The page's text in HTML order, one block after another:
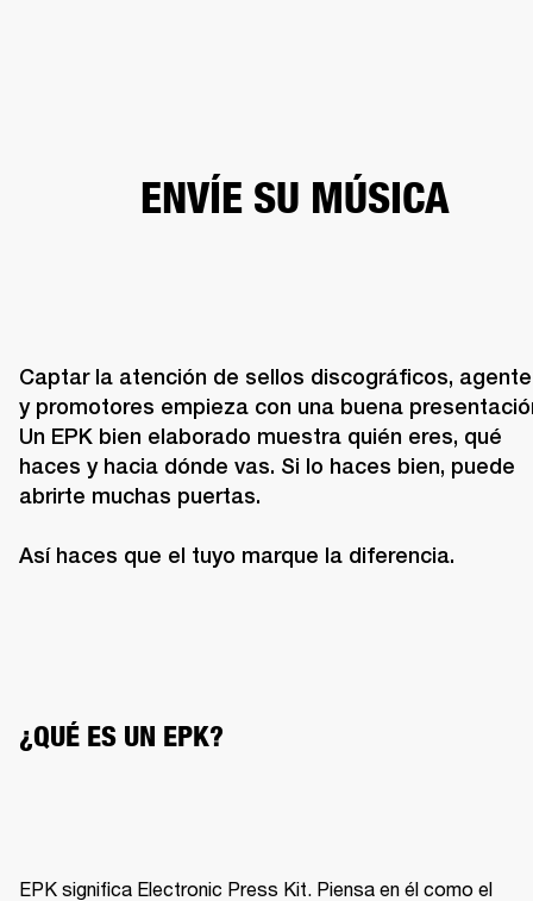
ENVÍE SU MÚSICA
Captar la atención de sellos discográficos,
y promotores empieza con una buena
Un EPK bien elaborado muestra quién eres, qué
haces y hacia dónde vas. Si lo haces bien, puede
abrirte muchas puertas.
Así haces que el tuyo marque la diferencia.
¿QUÉ ES UN EPK?
EPK significa Electronic Press Kit. Piensa en él como el